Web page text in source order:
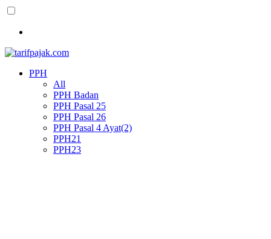
PPH
All
PPH Badan
PPH Pasal 25
PPH Pasal 26
PPH Pasal 4 Ayat(2)
PPH21
PPH23